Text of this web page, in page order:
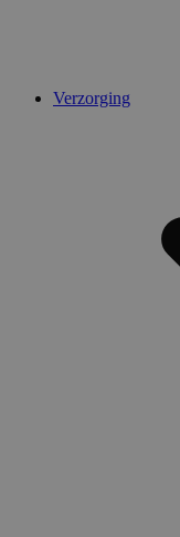
Verzorging